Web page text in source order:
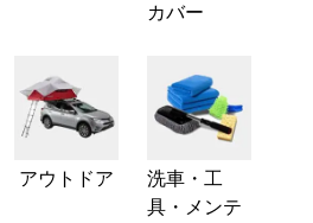
カバー
アウトドア
洗車・工
具・メンテ